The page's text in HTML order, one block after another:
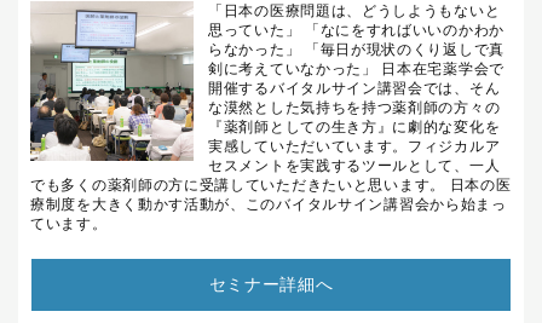
「日本の医療問題は、どうしようもないと
思っていた」 「なにをすればいいのかわか
らなかった」 「毎日が現状のくり返しで真
剣に考えていなかった」 日本在宅薬学会で
開催するバイタルサイン講習会では、そん
な漠然とした気持ちを持つ薬剤師の方々の
『薬剤師としての生き方』に劇的な変化を
実感していただいています。フィジカルア
セスメントを実践するツールとして、一人
でも多くの薬剤師の方に受講していただきたいと思います。 日本の医
療制度を大きく動かす活動が、このバイタルサイン講習会から始まっ
ています。
セミナー詳細へ